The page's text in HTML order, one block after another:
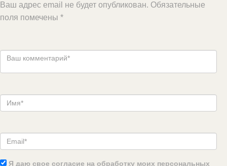
Ваш адрес email не будет опубликован. Обязательные
поля помечены *
Я даю свое согласие на обработку моих персональных